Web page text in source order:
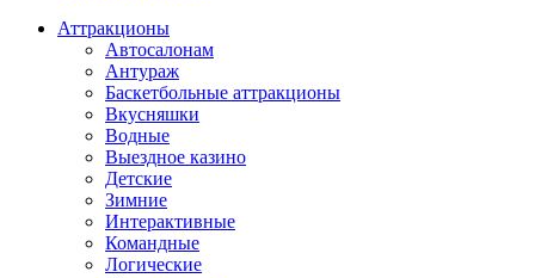
Аттракционы
Автосалонам
Антураж
Баскетбольные аттракционы
Вкусняшки
Водные
Выездное казино
Детские
Зимние
Интерактивные
Командные
Логические